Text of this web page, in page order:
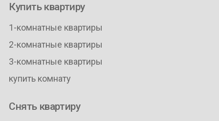
Купить квартиру
1-комнатные квартиры
2-комнатные квартиры
3-комнатные квартиры
купить комнату
Снять квартиру